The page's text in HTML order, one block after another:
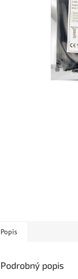
Popis
Podrobný popis